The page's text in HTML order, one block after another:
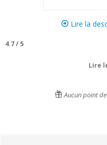
Lire la
4.7/ 5
Lire
Aucun point